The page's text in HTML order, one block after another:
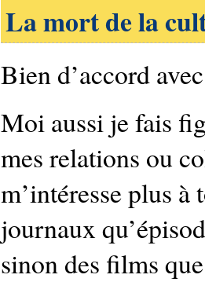
La mort de la
Bien d’accord
Moi aussi je fais
mes relations ou
m’intéresse plus à
journaux
sinon des films